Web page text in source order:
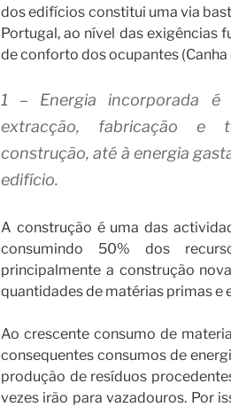
dos edifícios constitui uma via
Portugal, ao nível das exigências
de conforto dos ocupantes
1 – Energia incorporada é
extracção, fabricação e
construção, até à energia
edifício.
A construção é uma das
consumindo 50% dos
principalmente a construção
quantidades de matérias primas e
Ao crescente consumo de
consequentes consumos de
produção de resíduos
vezes irão para vazadouros. Por